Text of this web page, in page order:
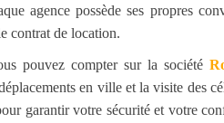
agence possède ses propres
contrat de location.
pouvez compter sur la société
en ville et la visite des
garantir votre sécurité et votre